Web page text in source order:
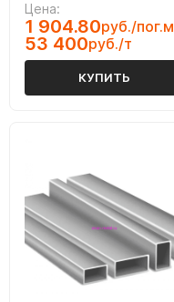
Цена:
1 904.80руб./пог.м
53 400руб./т
КУПИТЬ